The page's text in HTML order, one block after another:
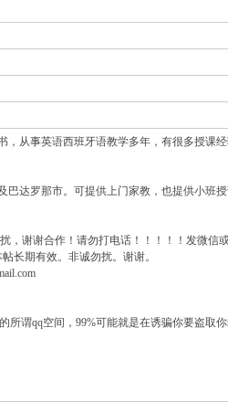
，从事英语西班牙语教学多年，有很多授
巴达罗那市。可提供上门家教，也提供小
，谢谢合作！请勿打电话！！！！！发微信或
长期有效。非诚勿扰。谢谢。
所谓qq空间，99%可能就是在诱骗你要盗